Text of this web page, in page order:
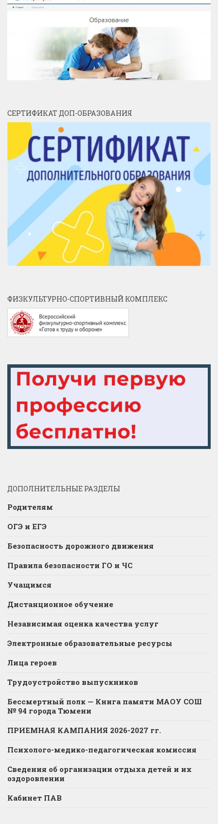
СЕРТИФИКАТ ДОП-ОБРАЗОВАНИЯ
ФИЗКУЛЬТУРНО-СПОРТИВНЫЙ КОМПЛЕКС
ДОПОЛНИТЕЛЬНЫЕ РАЗДЕЛЫ
Родителям
ОГЭ и ЕГЭ
Безопасность дорожного движения
Правила безопасности ГО и ЧС
Учащимся
Дистанционное обучение
Независимая оценка качества услуг
Электронные образовательные ресурсы
Лица героев
Трудоустройство выпускников
Бессмертный полк — Книга памяти МАОУ СОШ
№ 94 города Тюмени
ПРИЕМНАЯ КАМПАНИЯ 2026-2027 гг.
Психолого-медико-педагогическая комиссия
Сведения об организации отдыха детей и их
оздоровлении
Кабинет ПАВ